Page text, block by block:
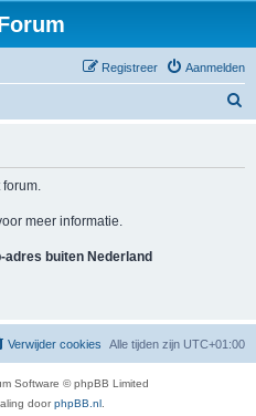
Aanmelden
Registreer
meer informatie.
adres buiten Nederland
Alle tijden zijn UTC+01:00
Verwijder cookies
Software © phpBB Limited
doorphpBB.nl